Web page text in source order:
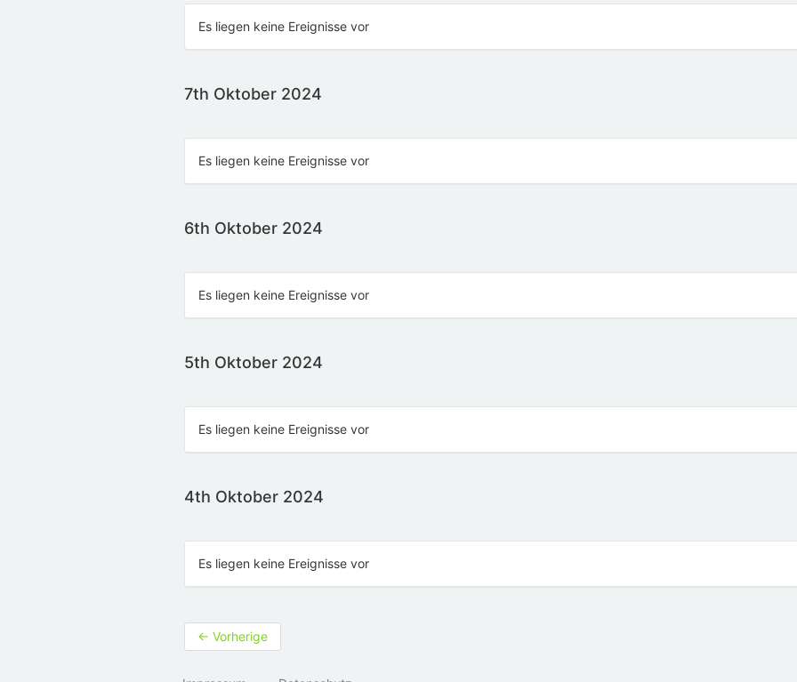
Es liegen keine Ereignisse vor
7th Oktober 2024
Es liegen keine Ereignisse vor
6th Oktober 2024
Es liegen keine Ereignisse vor
5th Oktober 2024
Es liegen keine Ereignisse vor
4th Oktober 2024
Es liegen keine Ereignisse vor
← Vorherige